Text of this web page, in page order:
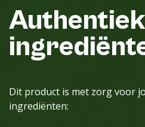
Dit product is met zorg voor
ingrediënten: